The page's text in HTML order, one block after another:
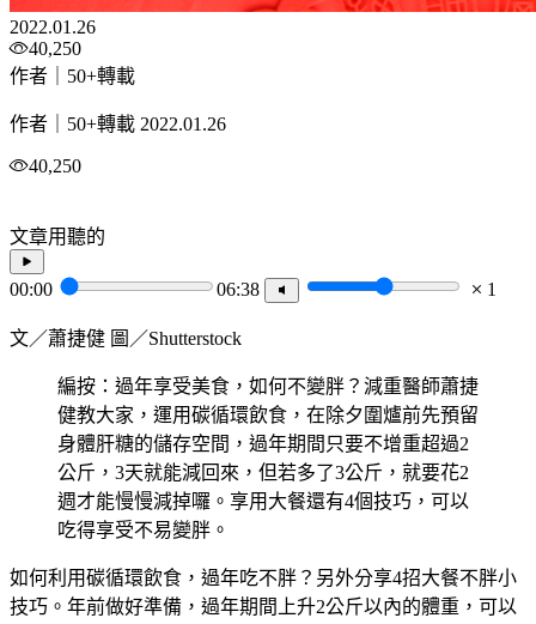
2022.01.26
40,250
作者｜50+轉載
作者｜50+轉載 2022.01.26
40,250
文章用聽的
00:00 06:38 1
文／蕭捷健 圖／Shutterstock
編按：過年享受美食，如何不變胖？減重醫師蕭捷
健教大家，運用碳循環飲食，在除夕圍爐前先預留
身體肝糖的儲存空間，過年期間只要不增重超過2
公斤，3天就能減回來，但若多了3公斤，就要花2
週才能慢慢減掉囉。享用大餐還有4個技巧，可以
吃得享受不易變胖。
如何利用碳循環飲食，過年吃不胖？另外分享4招大餐不胖小
技巧。年前做好準備，過年期間上升2公斤以內的體重，可以